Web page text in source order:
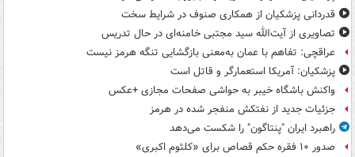
قدردانی پزشکیان از همکاری صنوف در شرایط سخت
تصاویری از آیت‌الله سید مجتبی خامنه‌ای در حال تدریس
عراقچی: تفاهم با عمان به‌معنی بازگشایی تنگه هرمز نیست
پزشکیان: آمریکا استعمارگر و قاتل است
واکنش باشگاه خیبر به حواشی صفحات مجازی +عکس
جزئیات جدید از نفتکش منفجر شده در هرمز
راهبرد ایران "پنتاگون" را شکست می‌دهد
صدور ۱۰ فقره حکم قصاص برای «کلثوم اکبری»